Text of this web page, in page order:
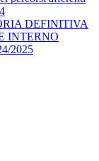
DEFINITIVA
INTERNO
2025